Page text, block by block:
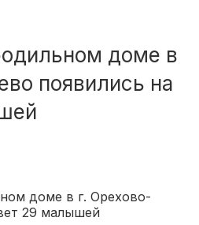
доме в
появились на